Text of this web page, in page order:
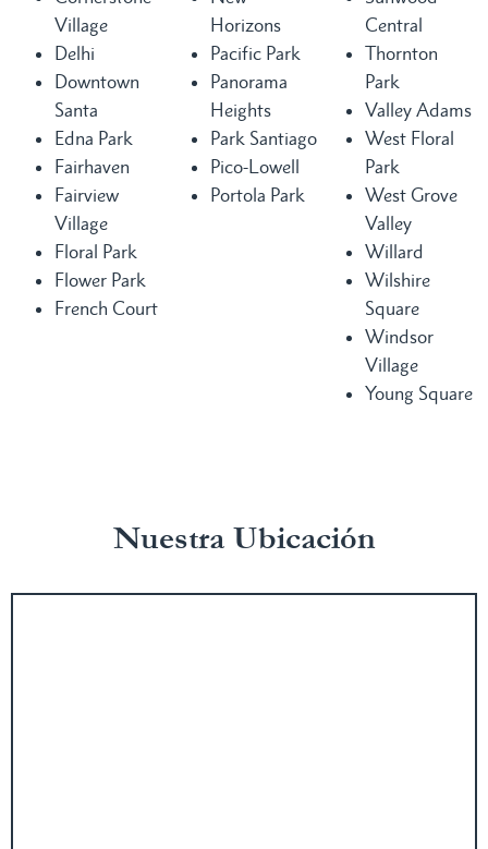
Village
Delhi
Downtown
Santa
Edna Park
Fairhaven
Fairview
Village
Floral Park
Flower Park
French Court
Horizons
Pacific Park
Panorama
Heights
Park Santiago
Pico-Lowell
Portola Park
Central
Thornton
Park
Valley Adams
West Floral
Park
West Grove
Valley
Willard
Wilshire
Square
Windsor
Village
Young Square
Nuestra Ubicación